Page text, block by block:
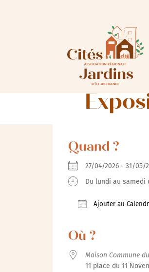
Quand ?
27/04/2026 - 31/05/
Du lundi au samedi
Ajouter au
Où ?
Maison Commune
11 place du 11